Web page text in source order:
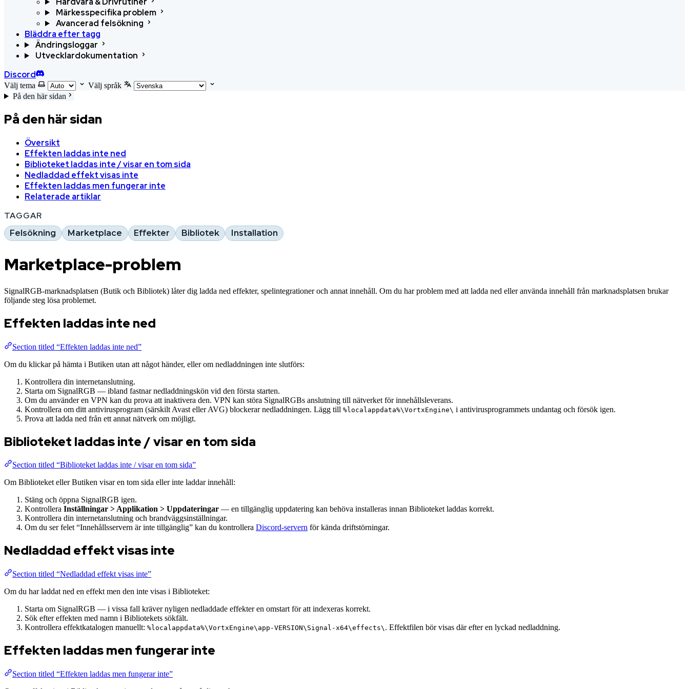
Märkesspecifika problem
Avancerad felsökning
Bläddra efter tagg
Ändringsloggar
Utvecklardokumentation
Discord
Välj tema
Välj språk
På den här sidan
På den här sidan
Översikt
Effekten laddas inte ned
Biblioteket laddas inte / visar en tom sida
Nedladdad effekt visas inte
Effekten laddas men fungerar inte
Relaterade artiklar
TAGGAR
Felsökning Marketplace Effekter Bibliotek Installation
Marketplace-problem
SignalRGB-marknadsplatsen (Butik och Bibliotek) låter dig ladda ned effekter, spelintegrationer och annat innehåll. Om du har problem med att ladda ned eller använda innehåll från marknadsplatsen brukar
följande steg lösa problemet.
Effekten laddas inte ned
Section titled “Effekten laddas inte ned”
Om du klickar på hämta i Butiken utan att något händer, eller om nedladdningen inte slutförs:
Kontrollera din internetanslutning.
Starta om SignalRGB — ibland fastnar nedladdningskön vid den första starten.
Om du använder en VPN kan du prova att inaktivera den. VPN kan störa SignalRGBs anslutning till nätverket för innehållsleverans.
Kontrollera om ditt antivirusprogram (särskilt Avast eller AVG) blockerar nedladdningen. Lägg till %localappdata%\VortxEngine\ i antivirusprogrammets undantag och försök igen.
Prova att ladda ned från ett annat nätverk om möjligt.
Biblioteket laddas inte / visar en tom sida
Section titled “Biblioteket laddas inte / visar en tom sida”
Om Biblioteket eller Butiken visar en tom sida eller inte laddar innehåll:
Stäng och öppna SignalRGB igen.
Kontrollera Inställningar > Applikation > Uppdateringar — en tillgänglig uppdatering kan behöva installeras innan Biblioteket laddas korrekt.
Kontrollera din internetanslutning och brandväggsinställningar.
Om du ser felet “Innehållsservern är inte tillgänglig” kan du kontrollera Discord-servern för kända driftstörningar.
Nedladdad effekt visas inte
Section titled “Nedladdad effekt visas inte”
Om du har laddat ned en effekt men den inte visas i Biblioteket:
Starta om SignalRGB — i vissa fall kräver nyligen nedladdade effekter en omstart för att indexeras korrekt.
Sök efter effekten med namn i Bibliotekets sökfält.
Kontrollera effektkatalogen manuellt: %localappdata%\VortxEngine\app-VERSION\Signal-x64\effects\ . Effektfilen bör visas där efter en lyckad nedladdning.
Effekten laddas men fungerar inte
Section titled “Effekten laddas men fungerar inte”